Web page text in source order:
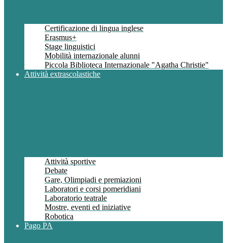
Certificazione di lingua inglese
Erasmus+
Stage linguistici
Mobilità internazionale alunni
Piccola Biblioteca Internazionale "Agatha Christie"
Attività extrascolastiche
Attività sportive
Debate
Gare, Olimpiadi e premiazioni
Laboratori e corsi pomeridiani
Laboratorio teatrale
Mostre, eventi ed iniziative
Robotica
Pago PA